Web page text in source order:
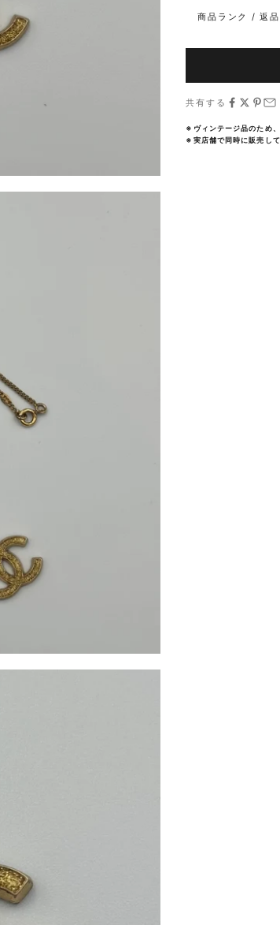
商品ランク / 返
共有する
※ヴィンテージ品のため
※実店舗で同時に販売し